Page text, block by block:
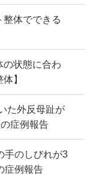
整体でできる
の状態に合わ
】
た外反母趾が
症例報告
手のしびれが3
症例報告